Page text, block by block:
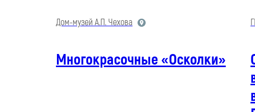
Дом-музей А.П. Чехова
Многокрасочные «Осколки»